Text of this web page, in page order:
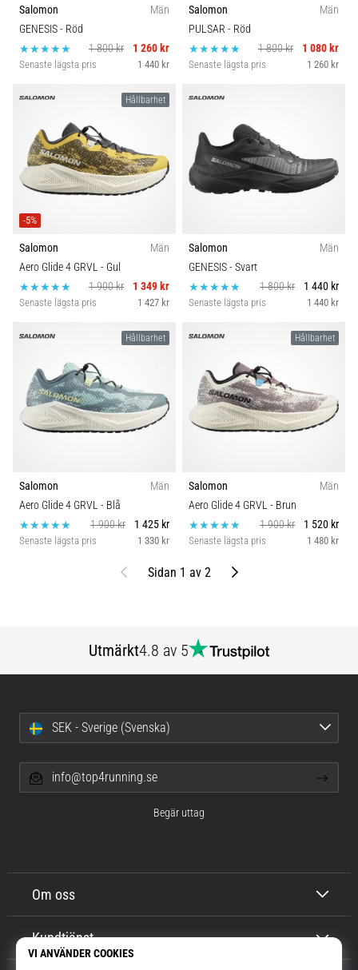
Salomon
Män
GENESIS- Röd
1 800 kr
1 260 kr
Senaste lägsta pris 1 440 kr
Salomon
Män
PULSAR - Röd
1 800 kr
1 080 kr
Senaste lägsta pris 1 260 kr
Hållbarhet
-5%
Salomon
Män
Aero Glide 4 GRVL - Gul
1 900 kr
1 349 kr
Senaste lägsta pris 1 427 kr
Salomon
Män
GENESIS- Svart
1 800 kr
1 440 kr
Senaste lägsta pris 1 440 kr
Hållbarhet
Salomon
Män
Aero Glide 4 GRVL - Blå
1 900 kr
1 425 kr
Senaste lägsta pris 1 330 kr
Hållbarhet
Salomon
Män
Aero Glide 4 GRVL - Brun
1 900 kr
1 520 kr
Senaste lägsta pris 1 480 kr
Föregående
Sidan 1 av 2 Nästa
Utmärkt4.8 av 5
Om oss
Kundtjänst
SEK - Sverige (Svenska)
info@top4running.se
Begär uttag